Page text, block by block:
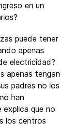
en un
puede tener
apenas
electricidad?
apenas tengan
padres no los
han
explica que no
los centros